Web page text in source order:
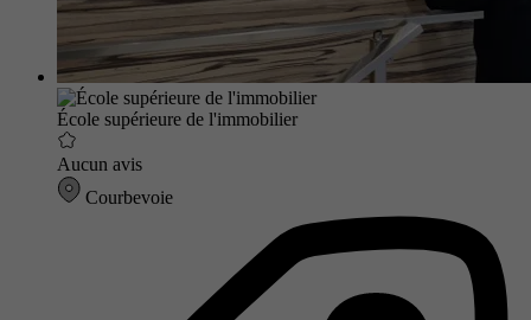
École supérieure de l'immobilier
Aucun avis
Courbevoie